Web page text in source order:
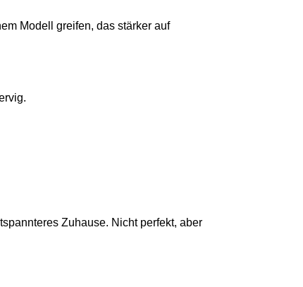
Modell greifen, das stärker auf
Zuhause. Nicht perfekt, aber